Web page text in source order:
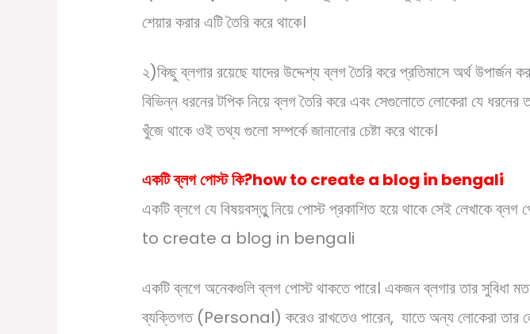
শেয়ার করার এটি তৈরি করে থাকে।
২)কিছু ব্লগার রয়েছে যাদের উদ্দেশ্য ব্লগ তৈরি করে প্রতিমাসে অর্থ উপার্জন
বিভিন্ন ধরনের টপিক নিয়ে ব্লগ তৈরি করে এবং সেগুলোতে লোকেরা যে
খুঁজে থাকে ওই তথ্য গুলো সম্পর্কে জানানোর চেষ্টা করে থাকে।
একটিব্লগপোস্টকি?how to create a blog in bengali
একটি ব্লগে যে বিষয়বস্তুু নিয়ে পোস্ট প্রকাশিত হয়ে থাকে সেই লেখাকে
to create a blog in bengali
একটি ব্লগে অনেকগুলি ব্লগ পোস্ট থাকতে পারে। একজন ব্লগার তার সুবিধা
ব্যক্তিগত (Personal) করেও রাখতেও পারেন, যাতে অন্য লোকেরা তার